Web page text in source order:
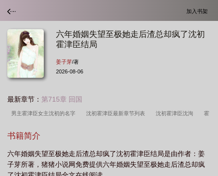
加入书架
六年婚姻失望至极她走后渣总却疯了沈初
霍津臣结局
姜子芽/著
2026-08-06
最新章节： 第715章 回国
男主霍津臣女主沈初的名字 沈初霍津臣最新章节列表 沈初霍津臣沈洵 霍
书籍简介
六年婚姻失望至极她走后渣总却疯了沈初霍津臣结局是由作者：姜
子芽所著，猪猪小说网免费提供六年婚姻失望至极她走后渣总却疯